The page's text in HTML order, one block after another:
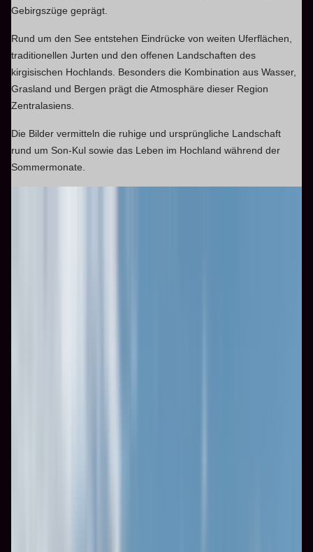
Gebirgszüge geprägt.
Rund um den See entstehen Eindrücke von weiten Uferflächen,
traditionellen Jurten und den offenen Landschaften des
kirgisischen Hochlands. Besonders die Kombination aus Wasser,
Grasland und Bergen prägt die Atmosphäre dieser Region
Zentralasiens.
Die Bilder vermitteln die ruhige und ursprüngliche Landschaft
rund um Son-Kul sowie das Leben im Hochland während der
Sommermonate.